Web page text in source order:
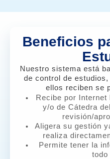
Beneficios
Nuestro sistema está
de control de
ellos reciben se
Recibe por
y/o de Cátedra
revisión/
Aligera su gestión
realiza
Permite tener la
todo